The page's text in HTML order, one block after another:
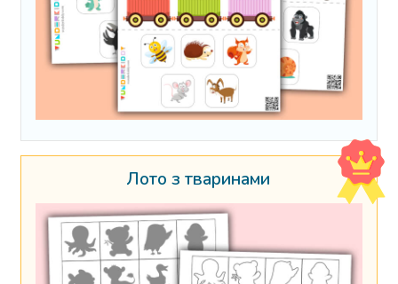
Лото з тваринами